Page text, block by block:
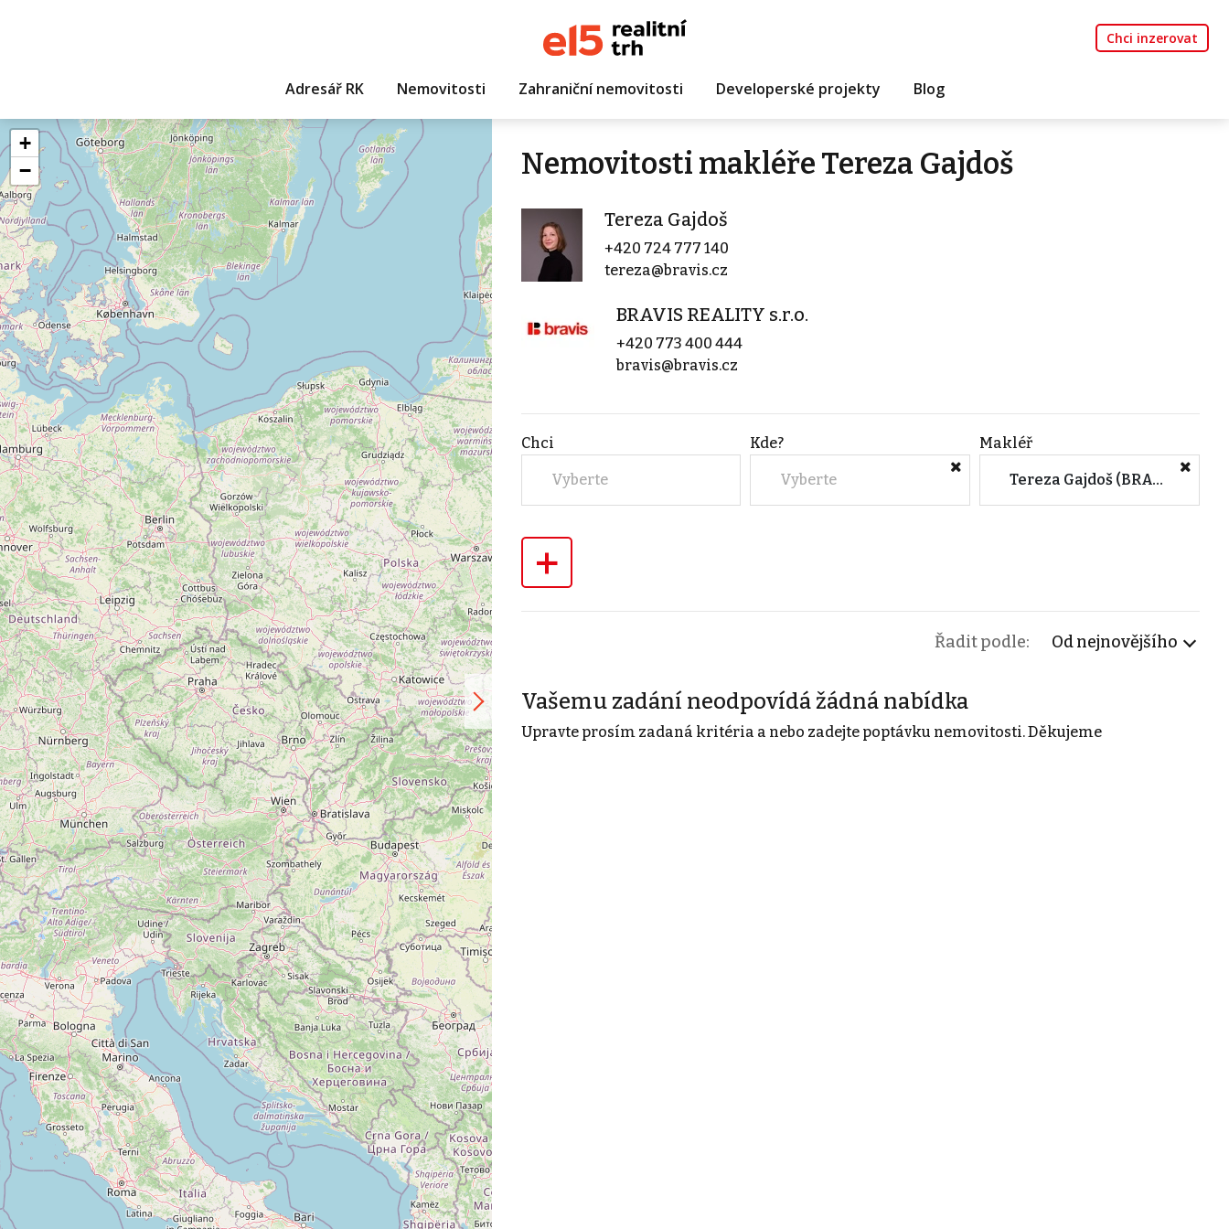
Chci inzerovat
Adresář RK Nemovitosti Zahraniční nemovitosti Developerské projekty Blog
+
−
Nemovitosti makléře Tereza Gajdoš
Tereza Gajdoš
+420 724 777 140
tereza@bravis.cz
BRAVIS REALITY s.r.o.
+420 773 400 444
bravis@bravis.cz
Chci
Vyberte
Kde?
Vyberte
Makléř
Tereza Gajdoš (BRAVIS REALITY s.r.o.)
+
Řadit podle: Od nejnovějšího
Vašemu zadání neodpovídá žádná nabídka
Upravte prosím zadaná kritéria a nebo zadejte poptávku nemovitosti. Děkujeme